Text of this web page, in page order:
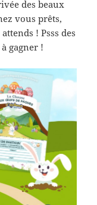
des beaux
vous prêts,
! Psss des
gagner !